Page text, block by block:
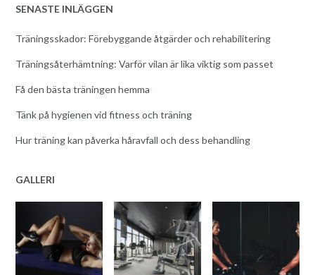
SENASTE INLÄGGEN
Träningsskador: Förebyggande åtgärder och rehabilitering
Träningsåterhämtning: Varför vilan är lika viktig som passet
Få den bästa träningen hemma
Tänk på hygienen vid fitness och träning
Hur träning kan påverka håravfall och dess behandling
GALLERI